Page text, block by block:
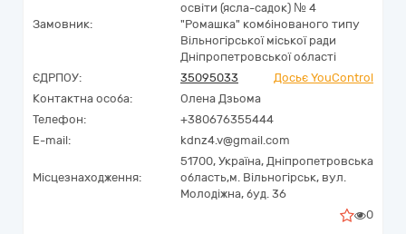
Замовник:
освіти (ясла-садок) № 4
"Ромашка" комбінованого типу
Вільногірської міської ради
Дніпропетровської області
ЄДРПОУ:
35095033
Досьє YouControl
Контактна особа:
Олена Дзьома
Телефон:
+380676355444
E-mail:
kdnz4.v@gmail.com
Місцезнаходження:
51700, Україна, Дніпропетровська
область,м. Вільногірськ, вул.
Молодіжна, буд. 36
0